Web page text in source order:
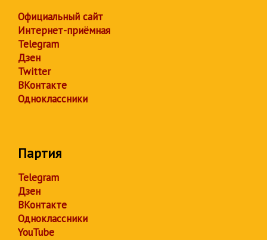
Официальный сайт
Интернет-приёмная
Telegram
Дзен
Twitter
ВКонтакте
Одноклассники
Партия
Telegram
Дзен
ВКонтакте
Одноклассники
YouTube